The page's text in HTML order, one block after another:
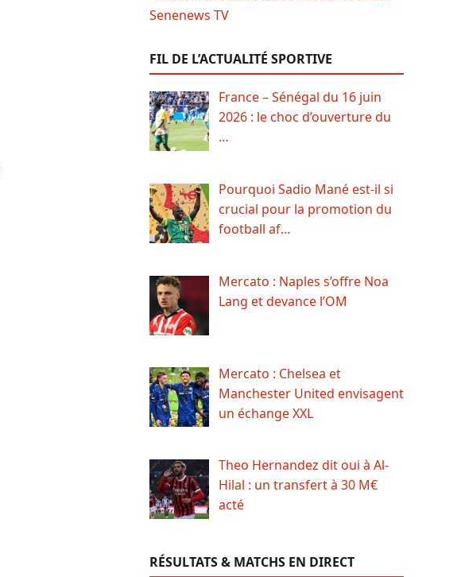
FIL DE L’ACTUALITÉ SPORTIVE
France – Sénégal du 16 juin
2026 : le choc d’ouverture du
…
Pourquoi Sadio Mané est-il si
crucial pour la promotion du
football af…
Mercato : Naples s’offre Noa
Lang et devance l’OM
Mercato : Chelsea et
Manchester United envisagent
un échange XXL
Theo Hernandez dit oui à Al-
Hilal : un transfert à 30 M€
acté
RÉSULTATS & MATCHS EN DIRECT